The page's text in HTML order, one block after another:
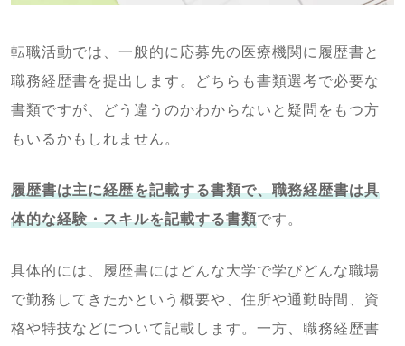
転職活動では、一般的に応募先の医療機関に履歴書と
職務経歴書を提出します。どちらも書類選考で必要な
書類ですが、どう違うのかわからないと疑問をもつ方
もいるかもしれません。
履歴書は主に経歴を記載する書類で、職務経歴書は具
体的な経験・スキルを記載する書類です。
具体的には、履歴書にはどんな大学で学びどんな職場
で勤務してきたかという概要や、住所や通勤時間、資
格や特技などについて記載します。一方、職務経歴書